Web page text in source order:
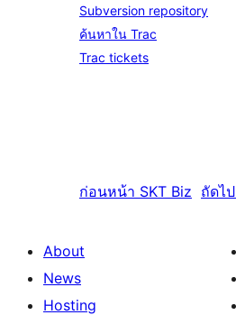
Subversion repository
ค้นหาใน Trac
Trac tickets
ก่อนหน้า SKT Biz ถัดไป
About
News
Hosting